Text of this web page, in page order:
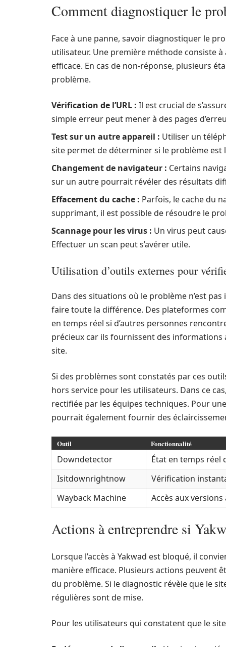
Comment diagnostiquer le
Face à une panne, savoir diagnostiquer le
utilisateur. Une première méthode consiste
efficace. En cas de non-réponse, plusieurs
problème.
Vérification de l’URL : Il est crucial de
simple erreur peut mener à des pages
Test sur un autre appareil : Utiliser un
site permet de déterminer si le problème est
Changement de navigateur : Certains
sur un autre pourrait révéler des résultats
Effacement du cache : Parfois, le cache du
supprimant, il est possible de résoudre le
Scannage pour les virus : Un virus peut
Effectuer un scan peut s’avérer utile.
Utilisation d’outils externes pour
Dans des situations où le problème n’est
faire toute la différence. Des plateformes
en temps réel si d’autres personnes
précieux car ils fournissent des
site.
Si des problèmes sont constatés par ces
hors service pour les utilisateurs. Dans ce
rectifiée par les équipes techniques. Pour
pourrait également fournir des
Outil Fonctionnalité
Downdetector
État en temps réel
Isitdownrightnow
Vérification
Wayback Machine
Accès aux
Actions à entreprendre si
Lorsque l’accès à Yakwad est bloqué, il
manière efficace. Plusieurs actions peuvent
du problème. Si le diagnostic révèle que le
régulières sont de mise.
Pour les utilisateurs qui constatent que le